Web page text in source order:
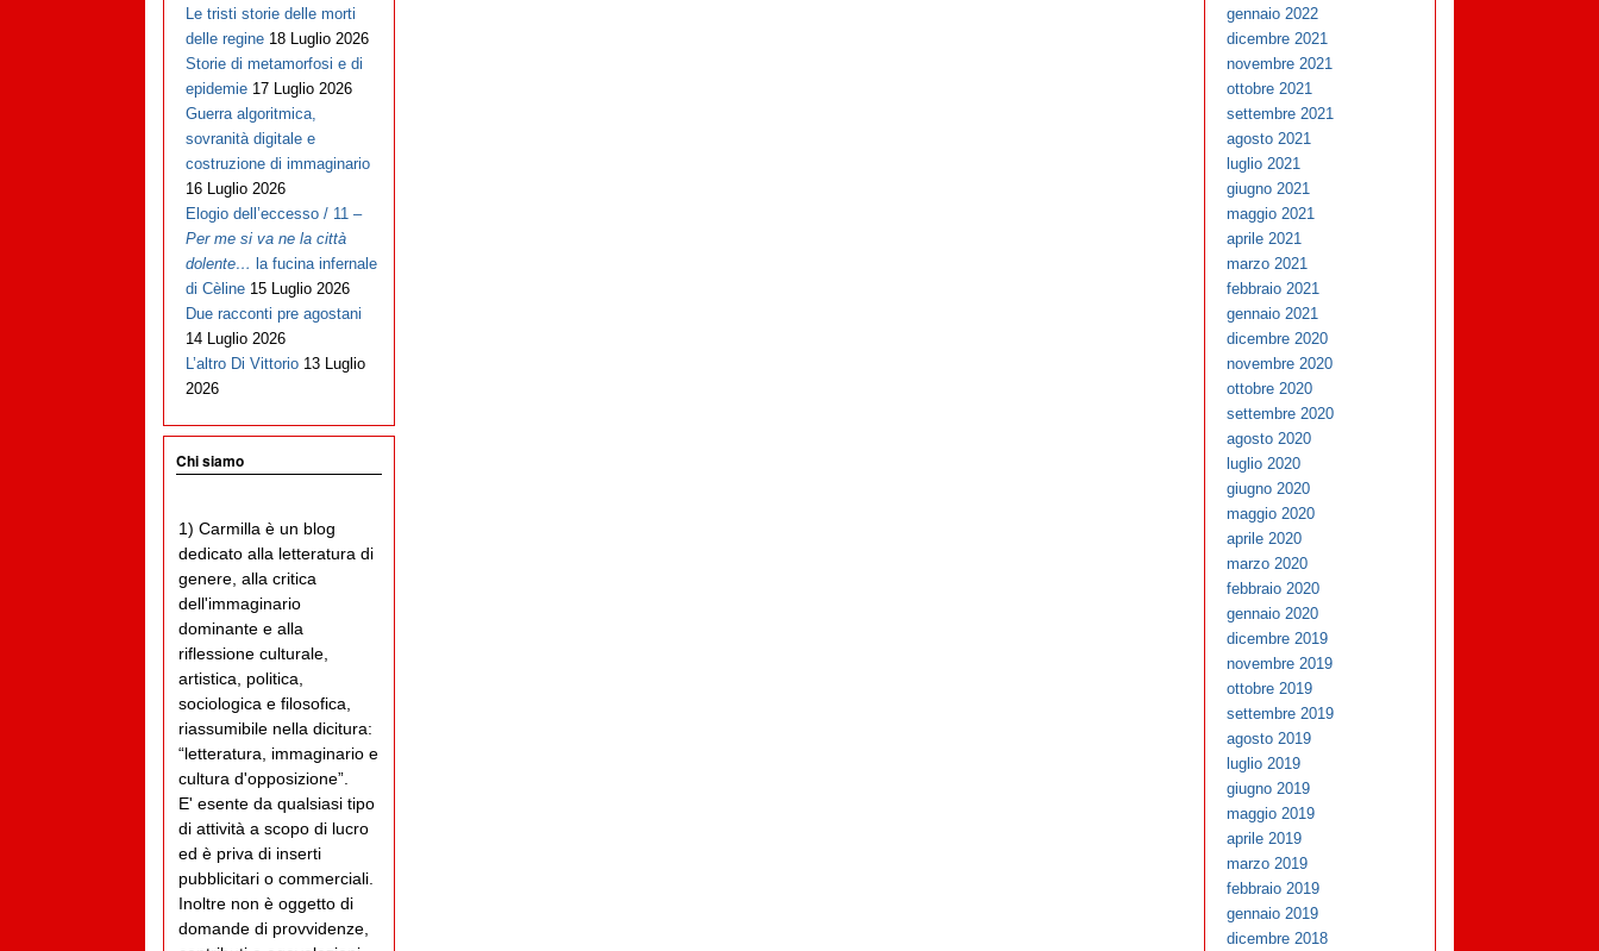
Le tristi storie delle morti
delle regine 18 Luglio 2026
Storie di metamorfosi e di
epidemie 17 Luglio 2026
Guerra algoritmica,
sovranità digitale e
costruzione di immaginario
16 Luglio 2026
Elogio dell’eccesso / 11 –
Per me si va ne la città
dolente… la fucina infernale
di Cèline 15 Luglio 2026
Due racconti pre agostani
14 Luglio 2026
L’altro Di Vittorio 13 Luglio
2026
Chi siamo
1) Carmilla è un blog
dedicato alla letteratura di
genere, alla critica
dell'immaginario
dominante e alla
riflessione culturale,
artistica, politica,
sociologica e filosofica,
riassumibile nella dicitura:
“letteratura, immaginario e
cultura d'opposizione”.
E' esente da qualsiasi tipo
di attività a scopo di lucro
ed è priva di inserti
pubblicitari o commerciali.
Inoltre non è oggetto di
domande di provvidenze,
gennaio 2022
dicembre 2021
novembre 2021
ottobre 2021
settembre 2021
agosto 2021
luglio 2021
giugno 2021
maggio 2021
aprile 2021
marzo 2021
febbraio 2021
gennaio 2021
dicembre 2020
novembre 2020
ottobre 2020
settembre 2020
agosto 2020
luglio 2020
giugno 2020
maggio 2020
aprile 2020
marzo 2020
febbraio 2020
gennaio 2020
dicembre 2019
novembre 2019
ottobre 2019
settembre 2019
agosto 2019
luglio 2019
giugno 2019
maggio 2019
aprile 2019
marzo 2019
febbraio 2019
gennaio 2019
dicembre 2018